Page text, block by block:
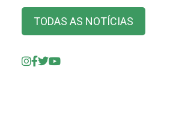
TODAS AS NOTÍCIAS